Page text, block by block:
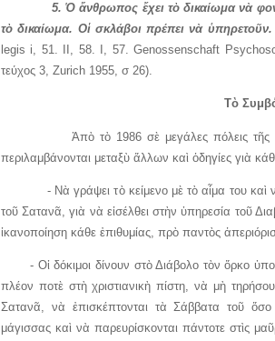
5. Ὁ ἄνθρωπος ἔχει τὸ δικαίωμα νὰ
τὸ δικαίωμα. Οἱ σκλάβοι πρέπει νὰ
legis i, 51. II, 58. I, 57. Genossenschaft
τεύχος 3, Zurich 1955, σ 26).
Τὸ
Ἀπὸ τὸ 1986 σὲ μεγάλες πόλεις τῆς
περιλαμβάνονται μεταξὺ ἄλλων καὶ ὁδηγίες γιὰ
- Νὰ γράψει τὸ κείμενο μὲ τὸ αἷμα του καὶ
τοῦ Σατανᾶ, γιὰ νὰ εἰσέλθει στὴν ὑπηρεσία τοῦ
ἱκανοποίηση κάθε ἐπιθυμίας, πρὸ παντὸς
- Οἱ δόκιμοι δίνουν στὸ Διάβολο τὸν ὅρκο
πλέον ποτὲ στὴ χριστιανικὴ πίστη, νὰ μὴ
Σατανᾶ, νὰ ἐπισκέπτονται τὰ Σάββατα τοῦ
μάγισσας καὶ νὰ παρευρίσκονται πάντοτε στὶς